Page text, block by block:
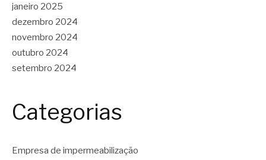
janeiro 2025
dezembro 2024
novembro 2024
outubro 2024
setembro 2024
Categorias
Empresa de impermeabilização